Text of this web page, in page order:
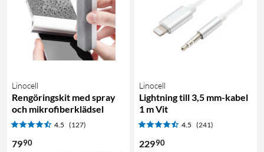
Linocell
Rengöringskit med spray
och mikrofiberklädsel
4.5 (127)
7990
Linocell
Lightning till 3,5 mm-kabel
1 m Vit
4.5 (241)
22990